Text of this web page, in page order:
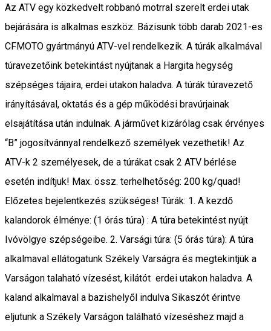
Az ATV egy közkedvelt robbanó motrral szerelt erdei utak
bejárására is alkalmas eszköz. Bázisunk több darab 2021-es
CFMOTO gyártmányú ATV-vel rendelkezik. A túrák alkalmával
túravezetőink betekintást nyújtanak a Hargita hegység
szépséges tájaira, erdei utakon haladva. A túrák túravezető
irányításával, oktatás és a gép működési bravúrjainak
elsajátítása után indulnak. A járművet kizárólag csak érvényes
“B” jogosítvánnyal rendelkező személyek vezethetik! Az
ATV-k 2 személyesek, de a túrákat csak 2 ATV bérlése
esetén indítjuk! Max. össz. terhelhetőség: 200 kg/quad!
Előzetes bejelentkezés szükséges! Túrák: 1. A kezdő
kalandorok élménye: (1 órás túra) : A túra betekintést nyújt
Ivóvölgye szépségeibe. 2. Varsági túra: (5 órás túra): A túra
alkalmaval ellátogatunk Székely Varságra és megtekintjük a
Varságon talaható vízesést, kilátót erdei utakon haladva. A
kaland alkalmaval a bazishelyől indulva Sikaszót érintve
eljutunk a Székely Varságon található vízeséshez majd a